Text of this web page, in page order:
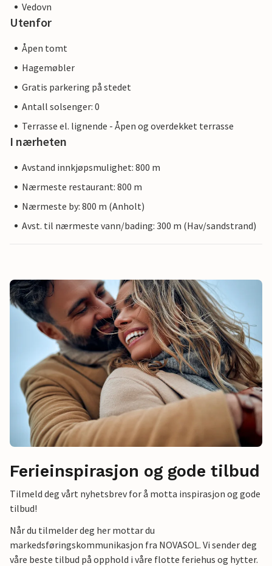
Vedovn
Utenfor
Åpen tomt
Hagemøbler
Gratis parkering på stedet
Antall solsenger: 0
Terrasse el. lignende - Åpen og overdekket terrasse
I nærheten
Avstand innkjøpsmulighet: 800 m
Nærmeste restaurant: 800 m
Nærmeste by: 800 m (Anholt)
Avst. til nærmeste vann/bading: 300 m (Hav/sandstrand)
Ferieinspirasjon og gode tilbud
Tilmeld deg vårt nyhetsbrev for å motta inspirasjon og gode
tilbud!
Når du tilmelder deg her mottar du
markedsføringskommunikasjon fra NOVASOL. Vi sender deg
våre beste tilbud på opphold i våre flotte feriehus og hytter.